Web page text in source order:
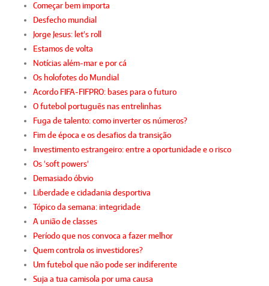
Começar bem importa
Desfecho mundial
Jorge Jesus: let's roll
Estamos de volta
Notícias além-mar e por cá
Os holofotes do Mundial
Acordo FIFA-FIFPRO: bases para o futuro
O futebol português nas entrelinhas
Fuga de talento: como inverter os números?
Fim de época e os desafios da transição
Investimento estrangeiro: entre a oportunidade e o risco
Os 'soft powers'
Demasiado óbvio
Liberdade e cidadania desportiva
Tópico da semana: integridade
A união de classes
Período que nos convoca a fazer melhor
Quem controla os investidores?
Um futebol que não pode ser indiferente
Suja a tua camisola por uma causa